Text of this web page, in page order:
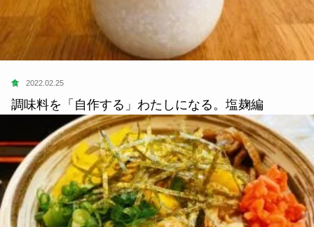
食 2022.02.25
調味料を「自作する」わたしになる。塩麹編